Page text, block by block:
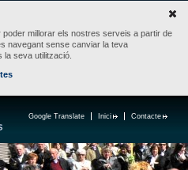
millorar els nostres serveis a partir de
navegant sense canviar la teva
seva utilització.
Contacte
Inici
Google Translate